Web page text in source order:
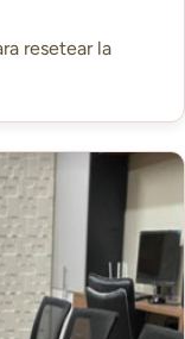
resetear la